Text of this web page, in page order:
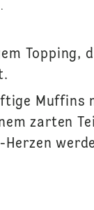
Topping,
Muffins
zarten